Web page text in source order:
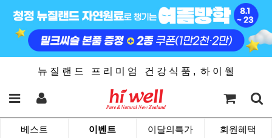
뉴 질 랜 드 프 리 미 엄 건 강 식 품 , 하 이 웰
베스트 이벤트 이달의특가 회원혜택